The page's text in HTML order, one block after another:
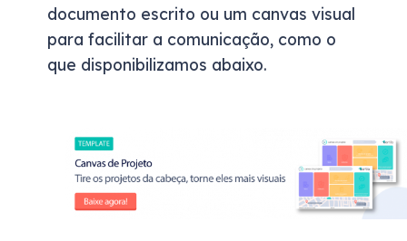
documento escrito ou um canvas visual
para facilitar a comunicação, como o
que disponibilizamos abaixo.